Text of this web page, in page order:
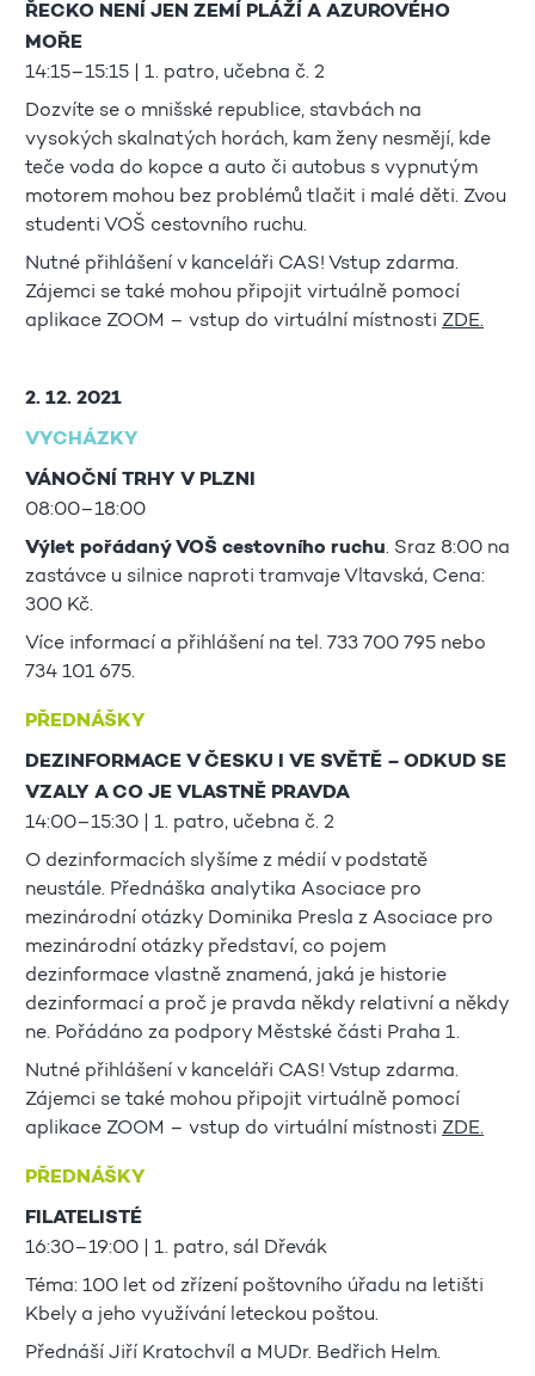
ŘECKO NENÍ JEN ZEMÍ PLÁŽÍ A AZUROVÉHO
MOŘE
14:15–15:15 | 1. patro, učebna č. 2
Dozvíte se o mnišské republice, stavbách na
vysokých skalnatých horách, kam ženy nesmějí, kde
teče voda do kopce a auto či autobus s vypnutým
motorem mohou bez problémů tlačit i malé děti. Zvou
studenti VOŠ cestovního ruchu.
Nutné přihlášení v kanceláři CAS! Vstup zdarma.
Zájemci se také mohou připojit virtuálně pomocí
aplikace ZOOM – vstup do virtuální místnosti ZDE.
2. 12. 2021
VYCHÁZKY
VÁNOČNÍ TRHY V PLZNI
08:00–18:00
Výlet pořádaný VOŠ cestovního ruchu. Sraz 8:00 na
zastávce u silnice naproti tramvaje Vltavská, Cena:
300 Kč.
Více informací a přihlášení na tel. 733 700 795 nebo
734 101 675.
PŘEDNÁŠKY
DEZINFORMACE V ČESKU I VE SVĚTĚ – ODKUD SE
VZALY A CO JE VLASTNĚ PRAVDA
14:00–15:30 | 1. patro, učebna č. 2
O dezinformacích slyšíme z médií v podstatě
neustále. Přednáška analytika Asociace pro
mezinárodní otázky Dominika Presla z Asociace pro
mezinárodní otázky představí, co pojem
dezinformace vlastně znamená, jaká je historie
dezinformací a proč je pravda někdy relativní a někdy
ne. Pořádáno za podpory Městské části Praha 1.
Nutné přihlášení v kanceláři CAS! Vstup zdarma.
Zájemci se také mohou připojit virtuálně pomocí
aplikace ZOOM – vstup do virtuální místnosti ZDE.
PŘEDNÁŠKY
FILATELISTÉ
16:30–19:00 | 1. patro, sál Dřevák
Téma: 100 let od zřízení poštovního úřadu na letišti
Kbely a jeho využívání leteckou poštou.
Přednáší Jiří Kratochvíl a MUDr. Bedřich Helm.